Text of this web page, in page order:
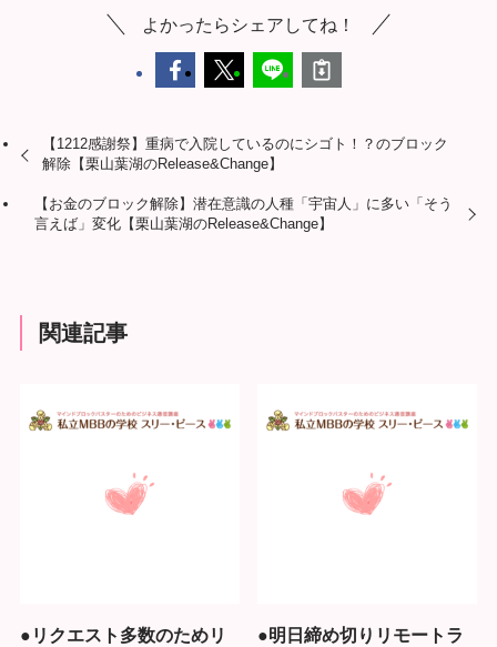
よかったらシェアしてね！
【1212感謝祭】重病で入院しているのにシゴト！？のブロック
解除【栗山葉湖のRelease&Change】
【お金のブロック解除】潜在意識の人種「宇宙人」に多い「そう
言えば」変化【栗山葉湖のRelease&Change】
関連記事
●リクエスト多数のためリ
●明日締め切りリモートラ